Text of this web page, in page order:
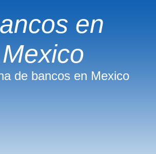
en
Mexico
de bancos en Mexico